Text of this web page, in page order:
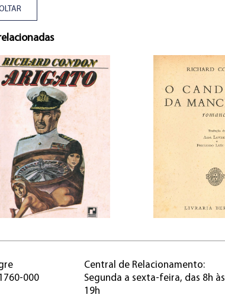
000
Central de Relacionamento:
Segunda a sexta-feira, das 8h às
19h